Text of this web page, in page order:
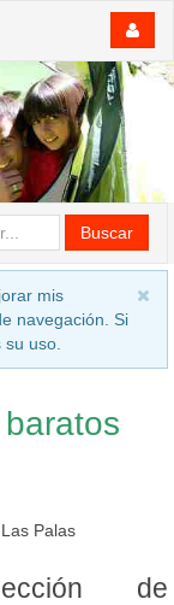
Buscar
mis
navegación. Si
uso.
Las Palas
de